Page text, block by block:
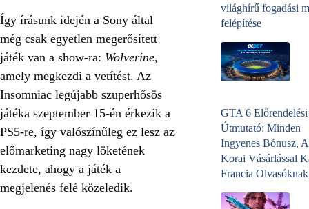
Így írásunk idején a Sony által
még csak egyetlen megerősített
játék van a show-ra: Wolverine,
amely megkezdi a vetítést. Az
Insomniac legújabb szuperhősös
játéka szeptember 15-én érkezik a
PS5-re, így valószínűleg ez lesz az
előmarketing nagy löketének
kezdete, ahogy a játék a
megjelenés felé közeledik.
világhírű fogadási
felépítése
GTA 6 Előrendelési
Útmutató: Minden
Ingyenes Bónusz,
Korai Vásárlással
Francia Olvasóknak